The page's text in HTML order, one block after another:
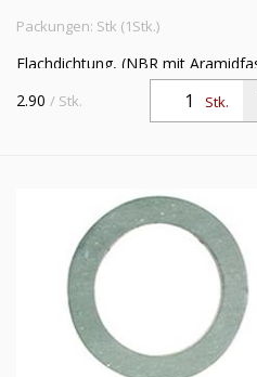
Packungen: Stk (1Stk.)
Flachdichtung, (NBR mit
für Anschlussgröße (Zoll) 2,
Betriebstemperatur -20 °C bis 200
Stk.
2.90 / Stk.